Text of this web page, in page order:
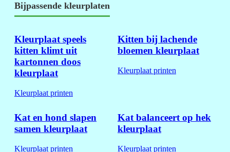
Bijpassende kleurplaten
Kleurplaat speels
kitten klimt uit
kartonnen doos
kleurplaat
Kleurplaat printen
Kitten bij lachende
bloemen kleurplaat
Kleurplaat printen
Kat en hond slapen
samen kleurplaat
Kleurplaat printen
Kat balanceert op hek
kleurplaat
Kleurplaat printen